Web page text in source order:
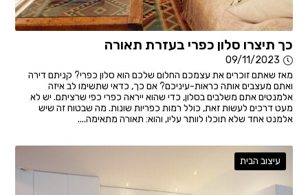
כך תיצרו סלון כפרי בעזרת תאורה
09/11/2023
מאז שאתם זוכרים את עצמכם החלום שלכם הוא סלון כפרי? קניתם דירה
ואתם מעצבים אותה כראות-עיניכם? אם כך, כדאי שתשימו לב איזה
אלמנטים אתם משלבים בסלון, כדי שהוא ייראה כפרי כפי שרציתם. יש לא
מעט דרכים לעשות זאת, כולל רמות כפריות שונות. מה שבטוח זה שיש
אלמנט אחד שלא תוכלו לוותר עליו, והוא: תאורה מתאימה....
עיצוב הבית